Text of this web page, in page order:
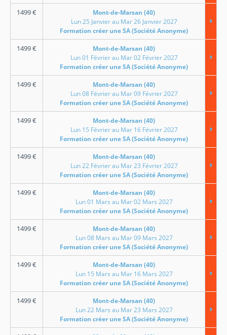
1499€
Mont-de-Marsan (40)
Lun 25 Janvier au Mar 26 Janvier 2027
Formation créer une SA (Société Anonyme)
1499€
Mont-de-Marsan (40)
Lun 01 Février au Mar 02 Février 2027
Formation créer une SA (Société Anonyme)
1499€
Mont-de-Marsan (40)
Lun 08 Février au Mar 09 Février 2027
Formation créer une SA (Société Anonyme)
1499€
Mont-de-Marsan (40)
Lun 15 Février au Mar 16 Février 2027
Formation créer une SA (Société Anonyme)
1499€
Mont-de-Marsan (40)
Lun 22 Février au Mar 23 Février 2027
Formation créer une SA (Société Anonyme)
1499€
Mont-de-Marsan (40)
Lun 01 Mars au Mar 02 Mars 2027
Formation créer une SA (Société Anonyme)
1499€
Mont-de-Marsan (40)
Lun 08 Mars au Mar 09 Mars 2027
Formation créer une SA (Société Anonyme)
1499€
Mont-de-Marsan (40)
Lun 15 Mars au Mar 16 Mars 2027
Formation créer une SA (Société Anonyme)
1499€
Mont-de-Marsan (40)
Lun 22 Mars au Mar 23 Mars 2027
Formation créer une SA (Société Anonyme)